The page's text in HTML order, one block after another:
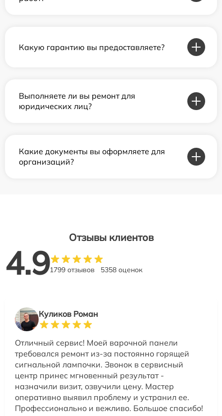
Какую гарантию вы предоставляете?
Выполняете ли вы ремонт для
юридических лиц?
Какие документы вы оформляете для
организаций?
Отзывы клиентов
4.91799 отзывов 5358 оценок
Куликов Роман
Отличный сервис! Моей варочной панели
требовался ремонт из-за постоянно горящей
сигнальной лампочки. Звонок в сервисный
центр принес мгновенный результат -
назначили визит, озвучили цену. Мастер
оперативно выявил проблему и устранил ее.
Профессионально и вежливо. Большое спасибо!